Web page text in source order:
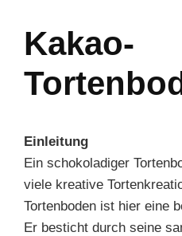
Kakao-
Einleitung
Ein schokoladiger
viele kreative
Tortenboden ist hier eine
Er besticht durch seine